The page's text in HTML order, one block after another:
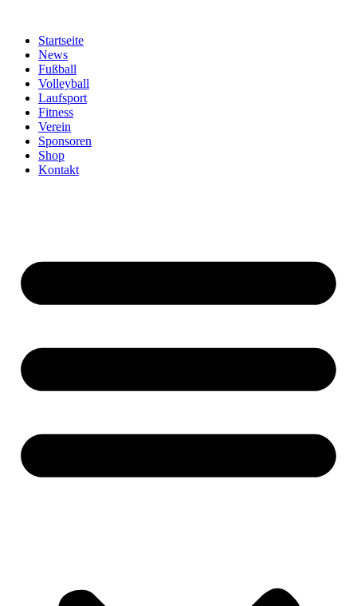
springenStartseite
News
Fußball
Volleyball
Laufsport
Fitness
Verein
Sponsoren
Shop
Kontakt